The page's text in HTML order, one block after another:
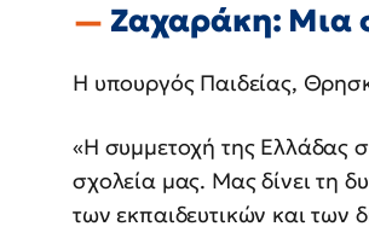
Ζαχαράκη: Μια
Η υπουργός Παιδείας,
«Η συμμετοχή της Ελλάδας
σχολεία μας. Μας δίνει τη
των εκπαιδευτικών και των